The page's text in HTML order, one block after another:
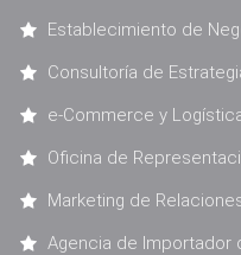
Establecimiento de
Consultoría de
e-Commerce y
Oficina de
Marketing de
Agencia de Importador